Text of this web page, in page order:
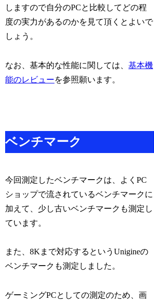
しますので自分のPCと比較してどの程
度の実力があるのかを見て頂くとよいで
しょう。
なお、基本的な性能に関しては、基本機
能のレビューを参照願います。
ベンチマーク
今回測定したベンチマークは、よくPC
ショップで流されているベンチマークに
加えて、少し古いベンチマークも測定し
ています。
また、8Kまで対応するというUnigineの
ベンチマークも測定しました。
ゲーミングPCとしての測定のため、画